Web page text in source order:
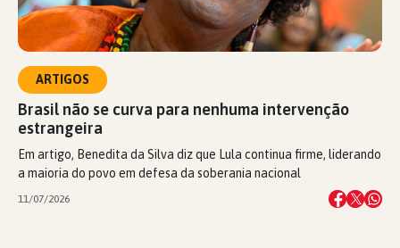
ARTIGOS
Brasil não se curva para nenhuma intervenção
estrangeira
Em artigo, Benedita da Silva diz que Lula continua firme, liderando
a maioria do povo em defesa da soberania nacional
11/07/2026